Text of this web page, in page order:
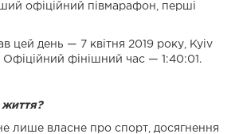
офіційний півмарафон, перші
цей день — 7 квітня 2019 року, Kyiv
Офіційний фінішний час — 1:40:01.
життя?
лише власне про спорт, досягнення